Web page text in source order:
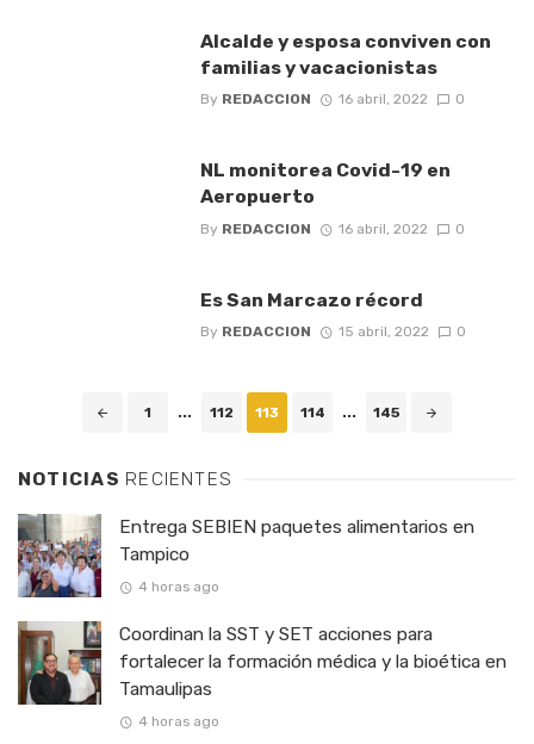
Alcalde y esposa conviven con
familias y vacacionistas
By REDACCION 16 abril, 2022 0
NL monitorea Covid-19 en
Aeropuerto
By REDACCION 16 abril, 2022 0
Es San Marcazo récord
By REDACCION 15 abril, 2022 0
1 ... 112 113 114 ... 145
NOTICIAS RECIENTES
Entrega SEBIEN paquetes alimentarios en
Tampico
4 horas ago
Coordinan la SST y SET acciones para
fortalecer la formación médica y la bioética en
Tamaulipas
4 horas ago